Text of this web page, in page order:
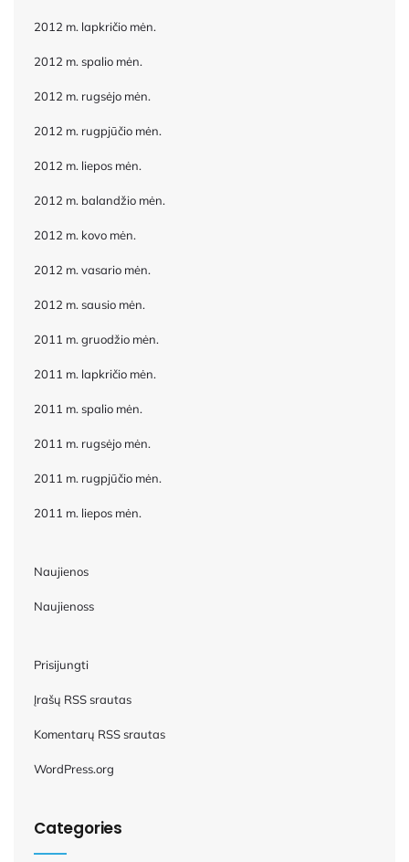
2012 m. lapkričio mėn.
2012 m. spalio mėn.
2012 m. rugsėjo mėn.
2012 m. rugpjūčio mėn.
2012 m. liepos mėn.
2012 m. balandžio mėn.
2012 m. kovo mėn.
2012 m. vasario mėn.
2012 m. sausio mėn.
2011 m. gruodžio mėn.
2011 m. lapkričio mėn.
2011 m. spalio mėn.
2011 m. rugsėjo mėn.
2011 m. rugpjūčio mėn.
2011 m. liepos mėn.
Naujienos
Naujienoss
Prisijungti
Įrašų RSS srautas
Komentarų RSS srautas
WordPress.org
Categories